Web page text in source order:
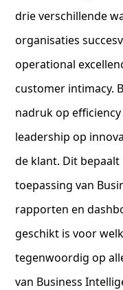
drie verschillende
organisaties
operational
customer intimacy.
nadruk op
leadership op
de klant. Dit
toepassing van
rapporten en
geschikt is voor
tegenwoordig op
van Business